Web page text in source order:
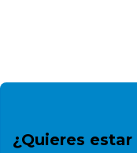
¿Quieres